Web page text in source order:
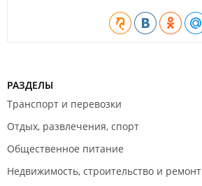
РАЗДЕЛЫ
Транспорт и перевозки
Отдых, развлечения, спорт
Общественное питание
Недвижимость, строительство и ремонт